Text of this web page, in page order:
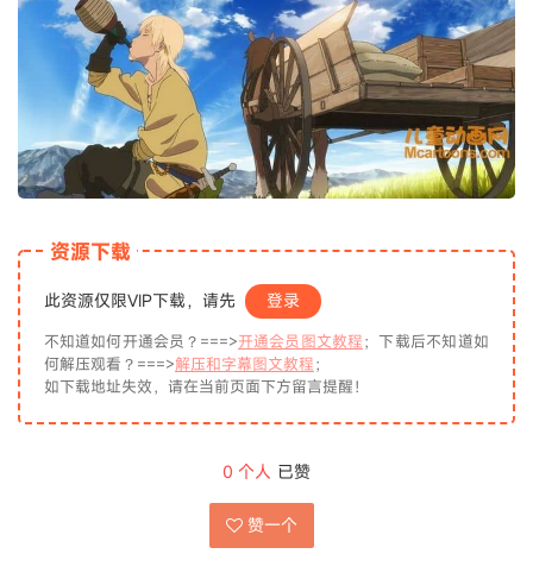
资源下载
此资源仅限VIP下载，请先 登录
不知道如何开通会员？===>开通会员图文教程；下载后不知道如
何解压观看？===>解压和字幕图文教程；
如下载地址失效，请在当前页面下方留言提醒！
0 个人 已赞
赞一个